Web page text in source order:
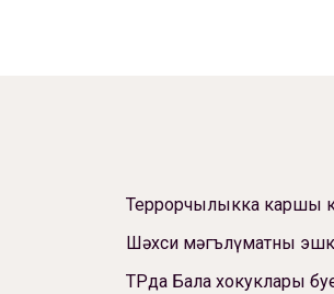
Террорчылыкка каршы
Шәхси мәгълүматны
ТРда Бала хокуклары